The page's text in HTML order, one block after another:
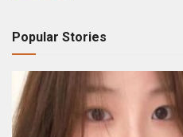
Popular Stories